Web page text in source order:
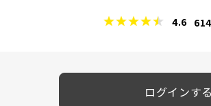
4.6 614
ログインする